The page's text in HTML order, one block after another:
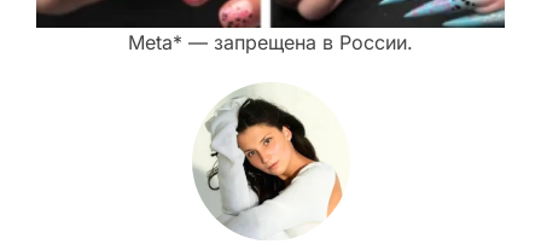
Meta* — запрещена в России.